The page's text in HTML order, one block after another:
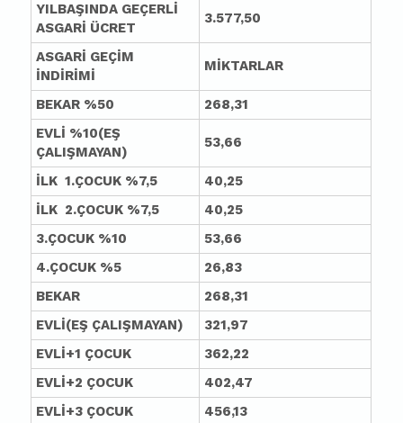
YILBAŞINDA GEÇERLİ
ASGARİ ÜCRET
3.577,50
ASGARİ GEÇİM
İNDİRİMİ
MİKTARLAR
BEKAR %50
268,31
EVLİ %10(EŞ
ÇALIŞMAYAN)
53,66
İLK 1.ÇOCUK %7,5
40,25
İLK 2.ÇOCUK %7,5
40,25
3.ÇOCUK %10
53,66
4.ÇOCUK %5
26,83
BEKAR
268,31
EVLİ(EŞ ÇALIŞMAYAN)
321,97
EVLİ+1 ÇOCUK
362,22
EVLİ+2 ÇOCUK
402,47
EVLİ+3 ÇOCUK
456,13